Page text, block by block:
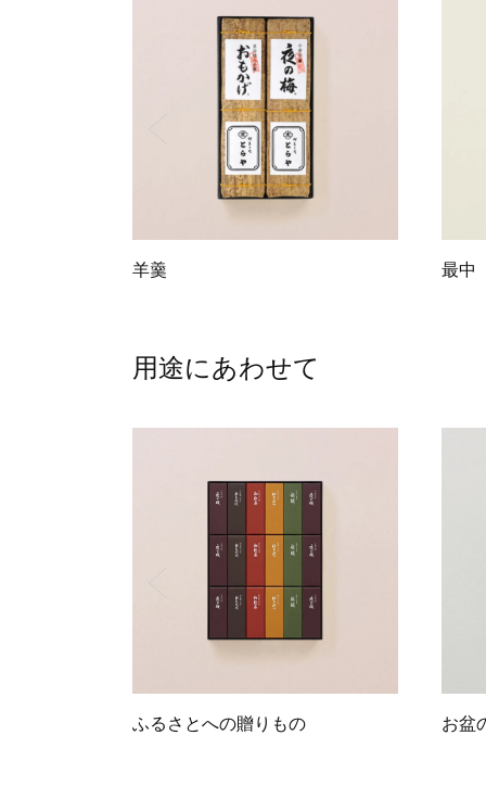
羊羹 最中
用途にあわせて
ふるさとへの贈りもの お盆